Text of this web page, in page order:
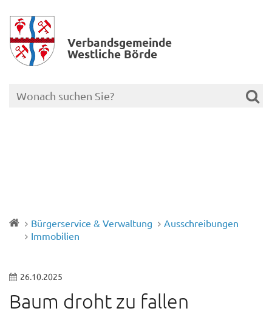
Verbands­gemeinde
Westliche Börde
Bürgerservice & Verwaltung
Ausschreibungen
Immobilien
26.10.2025
Baum droht zu fallen